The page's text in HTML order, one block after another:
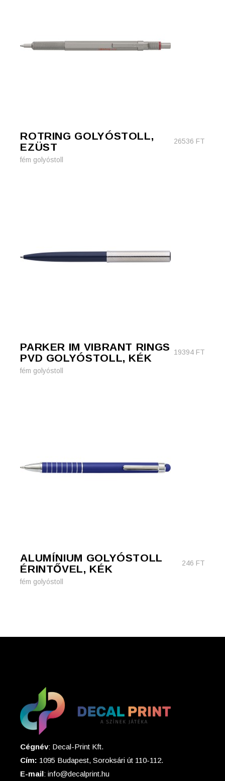
ROTRING GOLYÓSTOLL,
EZÜST
26536 FT
fém golyóstoll
PARKER IM VIBRANT RINGS
PVD GOLYÓSTOLL, KÉK
19394 FT
fém golyóstoll
ALUMÍNIUM GOLYÓSTOLL
ÉRINTŐVEL, KÉK
246 FT
fém golyóstoll
Cégnév: Decal-Print Kft.
Cím: 1095 Budapest, Soroksári út 110-112.
E-mail: info@decalprint.hu